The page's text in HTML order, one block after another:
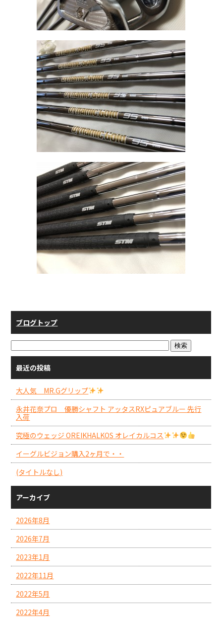
ブログトップ
最近の投稿
大人気 MR.Gグリップ
永井花奈プロ 優勝シャフト アッタスRXピュアブルー 先行
入荷
究極のウェッジ OREIKHALKOS オレイカルコス
イーグルビジョン購入2ヶ月で・・
(タイトルなし)
アーカイブ
2026年8月
2026年7月
2023年1月
2022年11月
2022年5月
2022年4月